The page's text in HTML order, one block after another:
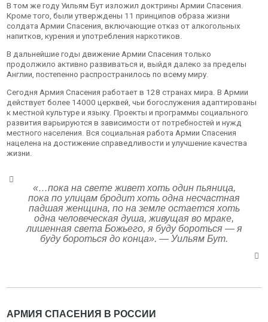
В том же году Уильям Бут изложил доктрины Армии Спасения.
Кроме того, были утверждены 11 принципов образа жизни
солдата Армии Спасения, включающие отказ от алкогольных
напитков, курения и употребления наркотиков.
В дальнейшие годы движение Армии Спасения только
продолжило активно развиваться и, выйдя далеко за пределы
Англии, постепенно распространилось по всему миру.
Сегодня Армия Спасения работает в 128 странах мира. В Армии
действует более 14000 церквей, чьи богослужения адаптированы
к местной культуре и языку. Проекты и программы социального
развития варьируются в зависимости от потребностей и нужд
местного населения. Вся социальная работа Армии Спасения
нацелена на достижение справедливости и улучшение качества
жизни.
«…пока на свете живет хоть один пьяница,
пока по улицам бродит хоть одна несчастная
падшая женщина, по на земле остается хоть
одна человеческая душа, живущая во мраке,
лишенная света Божьего, я буду бороться — я
буду бороться до конца». — Уильям Бут.
АРМИЯ СПАСЕНИЯ В РОССИИ